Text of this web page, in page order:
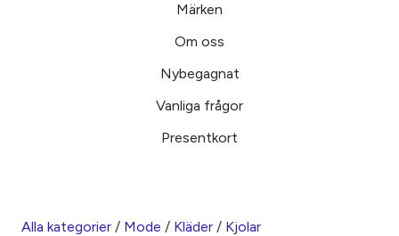
Märken
Om oss
Nybegagnat
Vanliga frågor
Presentkort
Alla kategorier / Mode / Kläder / Kjolar